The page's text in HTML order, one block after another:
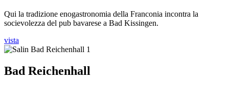
Qui la tradizione enogastronomia della Franconia incontra la
socievolezza del pub bavarese a Bad Kissingen.
vista
Bad Reichenhall